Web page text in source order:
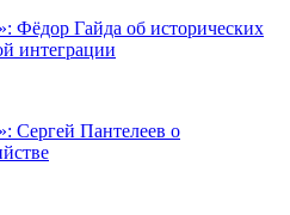
Фёдор Гайда об исторических
интеграции
Сергей Пантелеев о